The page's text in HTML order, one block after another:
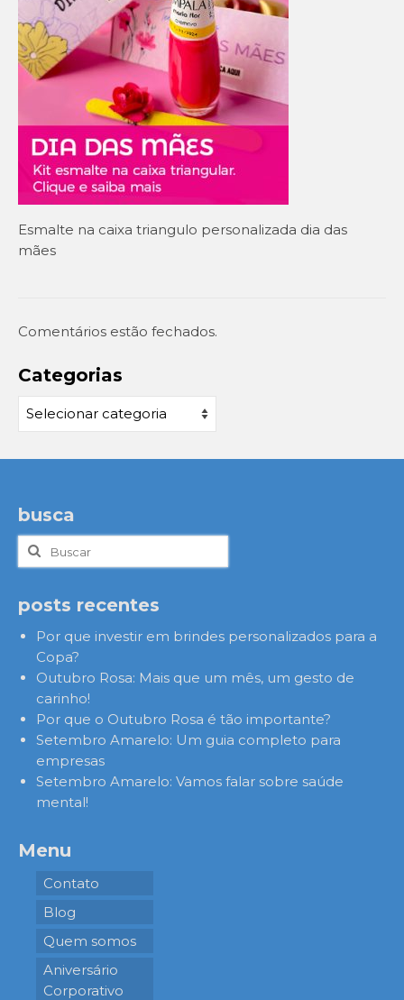
Setembro Amarelo
Outubro Rosa
Novembro Azul
Outras campanhas de prevenção
Copa do mundo 2026
Festa Caipira
QUEM SOMOS
Esmalte na caixa triangulo personalizada dia das
mães
Comentários estão fechados.
Categorias
Categorias
busca
Buscar
por:
posts recentes
Por que investir em brindes personalizados para a
Copa?
Outubro Rosa: Mais que um mês, um gesto de
carinho!
Por que o Outubro Rosa é tão importante?
Setembro Amarelo: Um guia completo para
empresas
Setembro Amarelo: Vamos falar sobre saúde
mental!
Menu
Contato
Blog
Quem somos
Aniversário
Corporativo